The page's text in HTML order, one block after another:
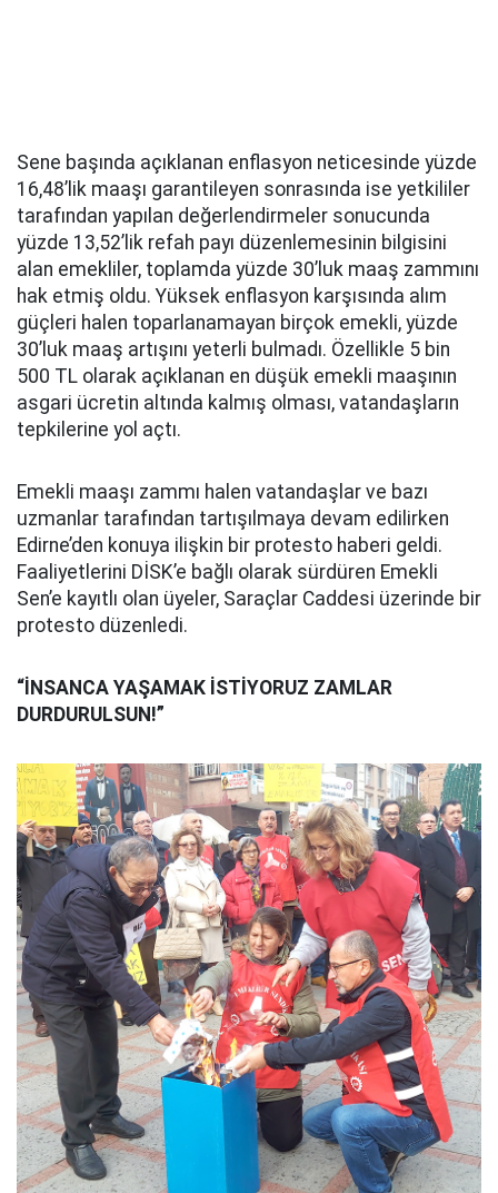
Sene başında açıklanan enflasyon neticesinde yüzde
16,48’lik maaşı garantileyen sonrasında ise yetkililer
tarafından yapılan değerlendirmeler sonucunda
yüzde 13,52’lik refah payı düzenlemesinin bilgisini
alan emekliler, toplamda yüzde 30’luk maaş zammını
hak etmiş oldu. Yüksek enflasyon karşısında alım
güçleri halen toparlanamayan birçok emekli, yüzde
30’luk maaş artışını yeterli bulmadı. Özellikle 5 bin
500 TL olarak açıklanan en düşük emekli maaşının
asgari ücretin altında kalmış olması, vatandaşların
tepkilerine yol açtı.
Emekli maaşı zammı halen vatandaşlar ve bazı
uzmanlar tarafından tartışılmaya devam edilirken
Edirne’den konuya ilişkin bir protesto haberi geldi.
Faaliyetlerini DİSK’e bağlı olarak sürdüren Emekli
Sen’e kayıtlı olan üyeler, Saraçlar Caddesi üzerinde bir
protesto düzenledi.
“İNSANCA YAŞAMAK İSTİYORUZ ZAMLAR
DURDURULSUN!”